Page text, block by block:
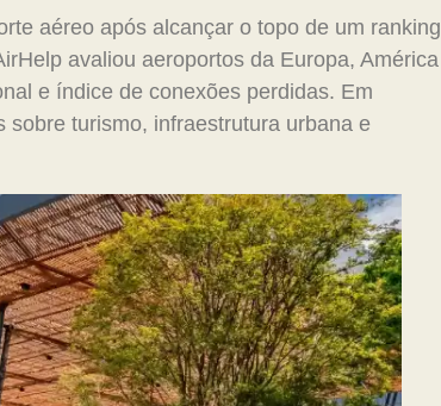
aéreo após alcançar o topo de um ranking
avaliou aeroportos da Europa, América
e índice de conexões perdidas. Em
turismo, infraestrutura urbana e